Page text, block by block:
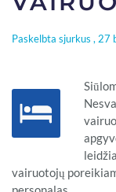
Paskelbta sjurkus , 27
vairuotojų